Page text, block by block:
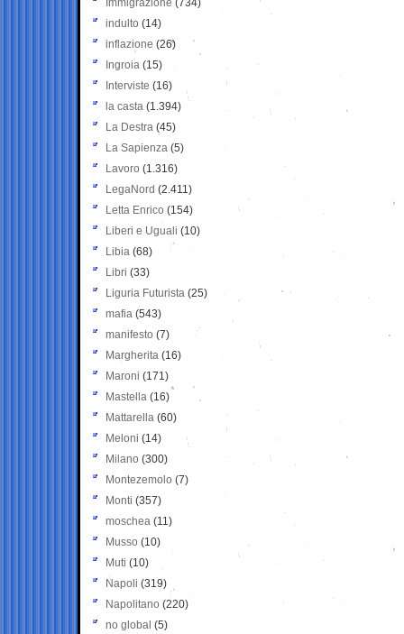
Immigrazione (734)
indulto (14)
inflazione (26)
Ingroia (15)
Interviste (16)
la casta (1.394)
La Destra (45)
La Sapienza (5)
Lavoro (1.316)
LegaNord (2.411)
Letta Enrico (154)
Liberi e Uguali (10)
Libia (68)
Libri (33)
Liguria Futurista (25)
mafia (543)
manifesto (7)
Margherita (16)
Maroni (171)
Mastella (16)
Mattarella (60)
Meloni (14)
Milano (300)
Montezemolo (7)
Monti (357)
moschea (11)
Musso (10)
Muti (10)
Napoli (319)
Napolitano (220)
no global (5)